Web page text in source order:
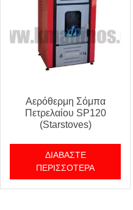
Αερόθερμη Σόμπα
Πετρελαίου SP120
(Starstoves)
ΔΙΑΒΆΣΤΕ
ΠΕΡΙΣΣΌΤΕΡΑ